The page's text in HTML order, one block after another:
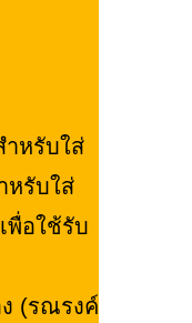
ำหรับใส่
หรับใส่
พื่อใช้รับ
ง (รณรงค์